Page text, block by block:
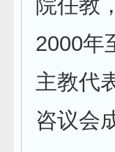
院任教
2000年
主教代
咨议会